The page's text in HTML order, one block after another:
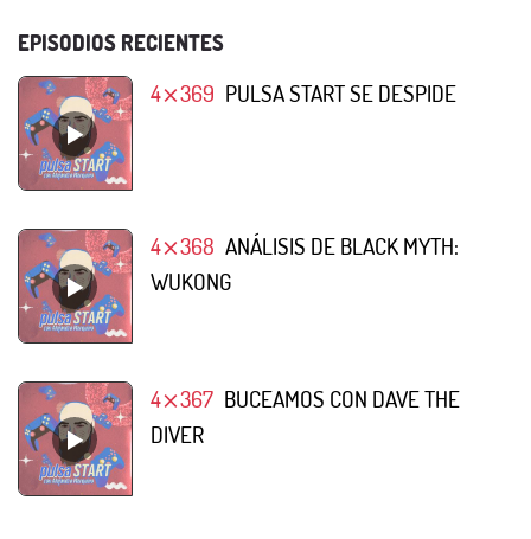
EPISODIOS RECIENTES
4⨯369 PULSA START SE DESPIDE
4⨯368 ANÁLISIS DE BLACK MYTH:
WUKONG
4⨯367 BUCEAMOS CON DAVE THE
DIVER